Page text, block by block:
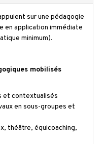
sur une pédagogie
en application immédiate
minimum).
mobilisés
et contextualisés
en sous-groupes et
théâtre, équicoaching,